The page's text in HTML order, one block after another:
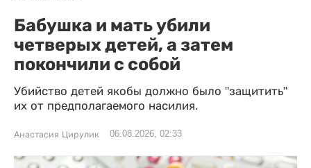
Бабушка и мать убили
четверых детей, а затем
покончили с собой
Убийство детей якобы должно было "защитить"
их от предполагаемого насилия.
Анастасия Цирулик 06.08.2026, 02:33